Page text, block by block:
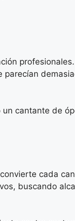
parecían
cantante de
cada
buscando